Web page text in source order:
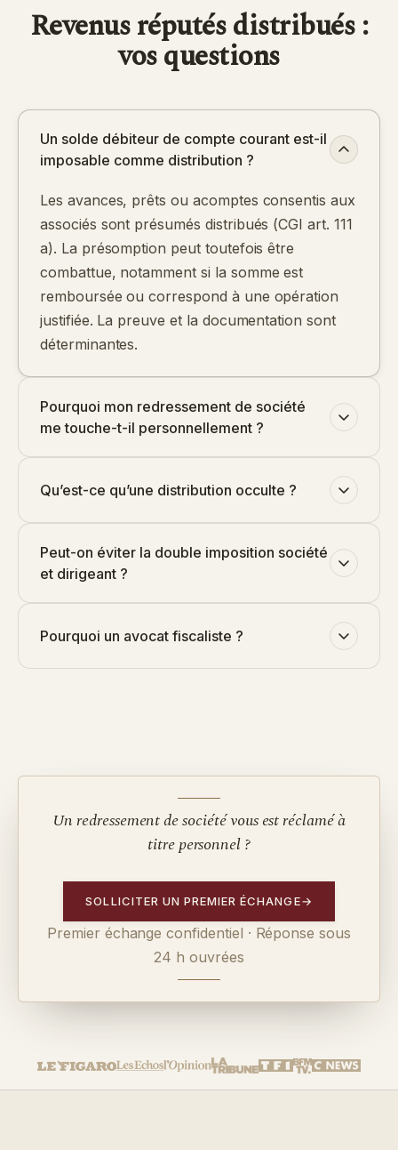
Revenus réputés distribués :
vos questions
Un solde débiteur de compte courant est-il
imposable comme distribution ?
Les avances, prêts ou acomptes consentis aux
associés sont présumés distribués (CGI art. 111
a). La présomption peut toutefois être
combattue, notamment si la somme est
remboursée ou correspond à une opération
justifiée. La preuve et la documentation sont
déterminantes.
Pourquoi mon redressement de société
me touche-t-il personnellement ?
Qu’est-ce qu’une distribution occulte ?
Peut-on éviter la double imposition société
et dirigeant ?
Pourquoi un avocat fiscaliste ?
Un redressement de société vous est réclamé à
titre personnel ?
SOLLICITER UN PREMIER ÉCHANGE→
Premier échange confidentiel · Réponse sous
24 h ouvrées